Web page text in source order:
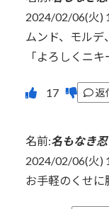
2024/02/06(火)
ムンド、モルデ
「よろしくニ
返
名前:名もなき
2024/02/06(火)
お手軽のくせに